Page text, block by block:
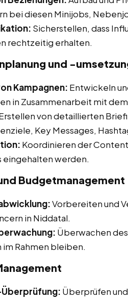
bei diesen Minijobs,
Sicherstellen, dass
rechtzeitig erhalten.
und -
Kampagnen: Entwickeln
in Zusammenarbeit mit
von detaillierten
Key Messages,
Koordinieren der
eingehalten werden.
Budgetmanagement
Vorbereiten und
in Niddatal.
Überwachen
im Rahmen bleiben.
Überprüfen